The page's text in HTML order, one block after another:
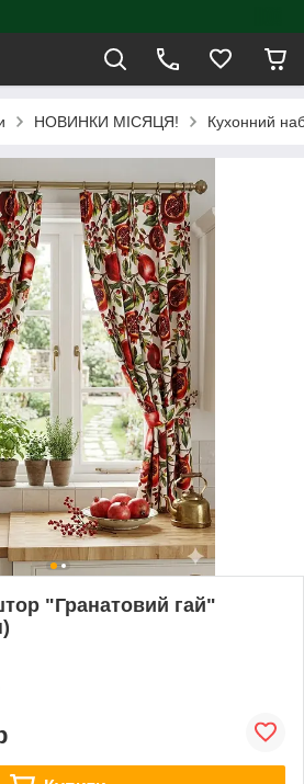
НОВИНКИ МІСЯЦЯ! Кухонний
"Гранатовий гай"